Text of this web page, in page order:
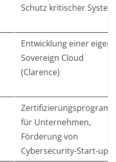
Schutz kritischer
Entwicklung einer
Sovereign Cloud
(Clarence)
für Unternehmen,
Förderung von
Cybersecurity-Start-ups